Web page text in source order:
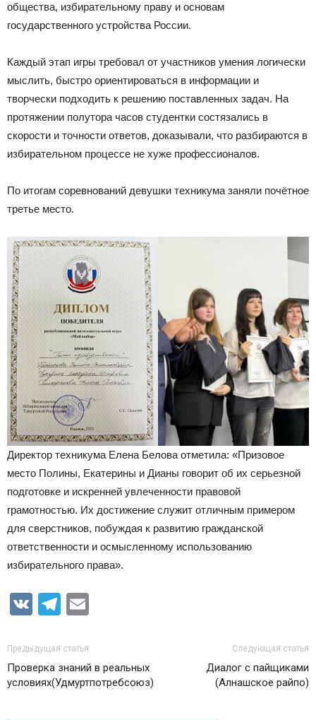
общества, избирательному праву и основам
государственного устройства России.
Каждый этап игры требовал от участников умения логически
мыслить, быстро ориентироваться в информации и
творчески подходить к решению поставленных задач. На
протяжении полутора часов студентки состязались в
скорости и точности ответов, доказывали, что разбираются в
избирательном процессе не хуже профессионалов.
По итогам соревнований девушки техникума заняли почётное
третье место.
Директор техникума Елена Белова отметила: «Призовое
место Полины, Екатерины и Дианы говорит об их серьезной
подготовке и искренней увлеченности правовой
грамотностью. Их достижение служит отличным примером
для сверстников, побуждая к развитию гражданской
ответственности и осмысленному использованию
избирательного права».
VK Telegram
Предыдущая статья
Проверка знаний в реальных
условиях(Удмуртпотребсоюз)
Следующая статья
Диалог с пайщиками
(Алнашское райпо)